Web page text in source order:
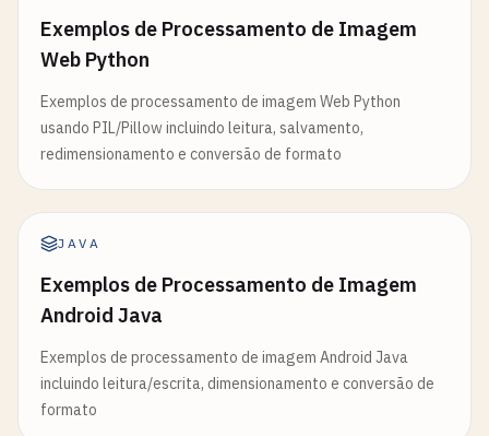
Exemplos de Processamento de Imagem
Web Python
Exemplos de processamento de imagem Web Python
usando PIL/Pillow incluindo leitura, salvamento,
redimensionamento e conversão de formato
JAVA
Exemplos de Processamento de Imagem
Android Java
Exemplos de processamento de imagem Android Java
incluindo leitura/escrita, dimensionamento e conversão de
formato